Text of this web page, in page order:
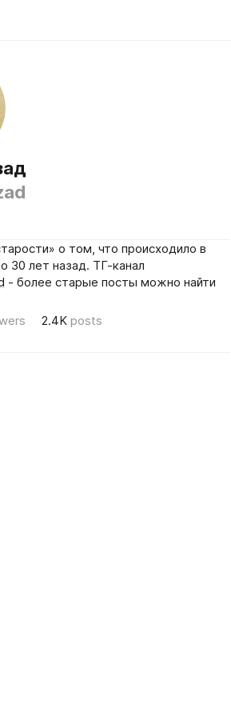
о том, что происходило в
30 лет назад. ТГ-канал
- более старые посты можно найти
2.4K posts